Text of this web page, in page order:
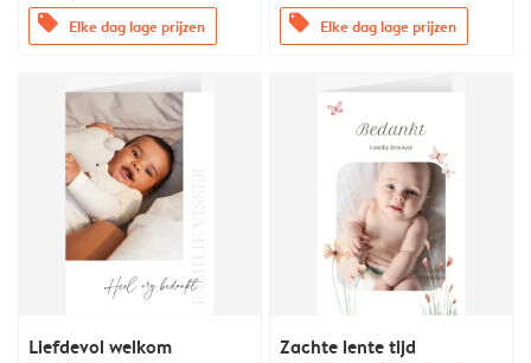
offers Elke dag lage prijzen offers Elke dag lage prijzen
Liefdevol welkom Zachte lente tijd